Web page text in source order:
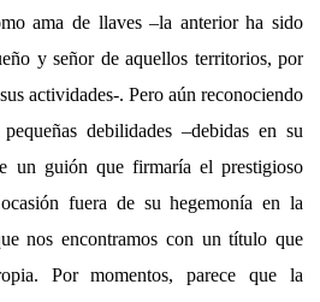
ama de llaves –la anterior ha sido
y señor de aquellos territorios, por
actividades-. Pero aún reconociendo
debilidades –debidas en su
un guión que firmaría el prestigioso
fuera de su hegemonía en la
nos encontramos con un título que
Por momentos, parece que la